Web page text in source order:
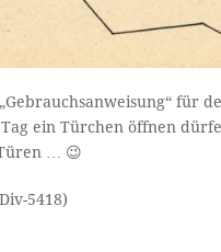
für
ein Türchen öffnen
… 😉
5418)